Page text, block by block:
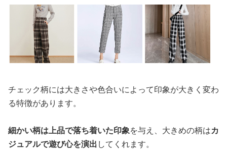
チェック柄には大きさや色合いによって印象が大きく変わ
る特徴があります。
細かい柄は上品で落ち着いた印象を与え、大きめの柄はカ
ジュアルで遊び心を演出してくれます。